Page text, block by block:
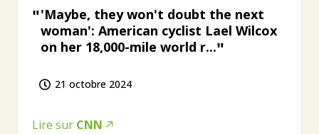
'Maybe, they won't doubt the next
woman': American cyclist Lael Wilcox
on her 18,000-mile world r...
21 octobre 2024
Lire sur CNN